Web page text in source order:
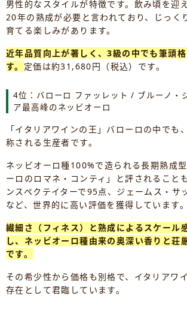
男性的なスタイルが特徴です。飲み頃を迎
20年の熟成が必要と言われており、じっく
育てる楽しみがあります。
近年品質向上が著しく、3級の中でも筆頭
す。 定価は約31,680円（税込）です。
4位：バローロ ファッレット / ブルーノ・
ア最高峰のネッビオーロ
「イタリアワインの王」バローロの中でも
称される生産者です。
ネッビオーロ種100%で造られる長期熟成
ーロのロマネ・コンティ」と評されること
ンスペクテイターで95点、ジェームス・サ
など、世界的に高い評価を獲得しています。
繊細さ（フィネス）と熟成によるスケール
し、ネッビオーロ種由来の奥深い香りと荘
です。
その希少性から価格も別格で、イタリアワ
存在として君臨しています。